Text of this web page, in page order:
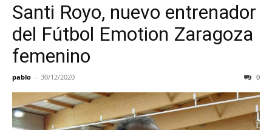
Santi Royo, nuevo entrenador
del Fútbol Emotion Zaragoza
femenino
pablo - 30/12/2020 0